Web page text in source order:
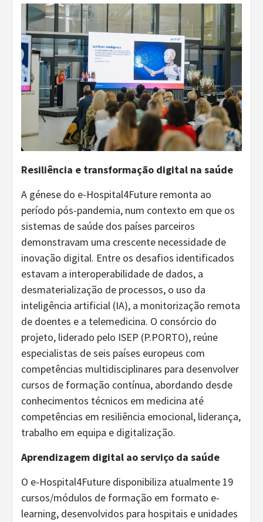
Resiliência e transformação digital na saúde
A génese do e-Hospital4Future remonta ao
período pós-pandemia, num contexto em que os
sistemas de saúde dos países parceiros
demonstravam uma crescente necessidade de
inovação digital. Entre os desafios identificados
estavam a interoperabilidade de dados, a
desmaterialização de processos, o uso da
inteligência artificial (IA), a monitorização remota
de doentes e a telemedicina. O consórcio do
projeto, liderado pelo ISEP (P.PORTO), reúne
especialistas de seis países europeus com
competências multidisciplinares para desenvolver
cursos de formação contínua, abordando desde
conhecimentos técnicos em medicina até
competências em resiliência emocional, liderança,
trabalho em equipa e digitalização.
Aprendizagem digital ao serviço da saúde
O e-Hospital4Future disponibiliza atualmente 19
cursos/módulos de formação em formato e-
learning, desenvolvidos para hospitais e unidades